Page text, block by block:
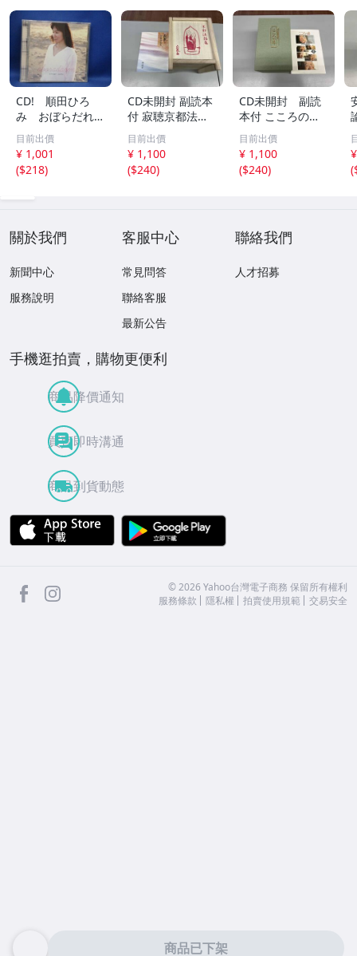
商品已下架
CD! 順田ひろ
み おぼらだれ
ん 帯付き OM
CD-16 42405
目前出價
¥ 1,001
($218)
CD未開封 副読本
付 寂聴京都法話
集 ユーキャン
目前出價
¥ 1,100
($240)
CD未開封 副読
本付 こころの
扉 河合隼雄講話
集
目前出價
¥ 1,100
($240)
(
關於我們
新聞中心
服務說明
客服中心
常見問答
聯絡客服
最新公告
聯絡我們
人才招募
手機逛拍賣，購物更便利
商品降價通知
買賣即時溝通
商品到貨動態
APP Store
facebook ©2026 Yahoo台灣電子商務 保留所有權利
服務條款
隱私權 拍賣使用規範 交易安全